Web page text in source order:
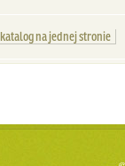
na jednej stronie